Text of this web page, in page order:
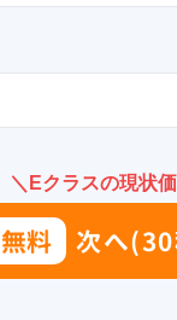
＼Eクラスの現状
無料 次へ